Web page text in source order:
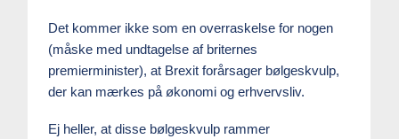
Det kommer ikke som en overraskelse for nogen
(måske med undtagelse af briternes
premierminister), at Brexit forårsager bølgeskvulp,
der kan mærkes på økonomi og erhvervsliv.
Ej heller, at disse bølgeskvulp rammer